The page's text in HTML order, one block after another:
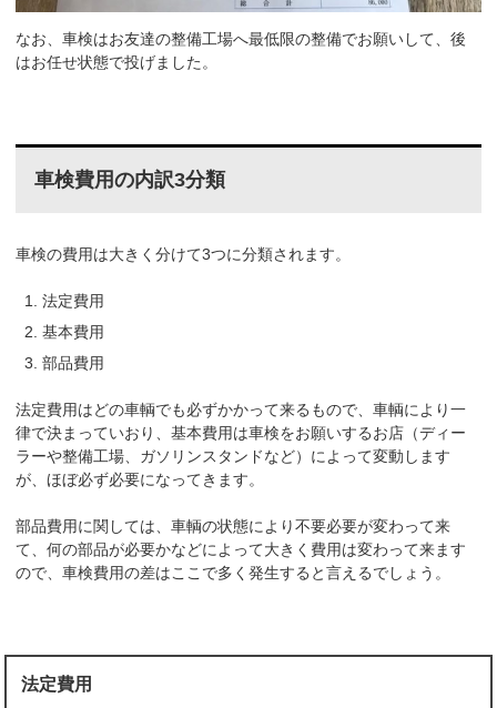
なお、車検はお友達の整備工場へ最低限の整備でお願いして、後
はお任せ状態で投げました。
車検費用の内訳3分類
車検の費用は大きく分けて3つに分類されます。
法定費用
基本費用
部品費用
法定費用はどの車輌でも必ずかかって来るもので、車輌により一
律で決まっていおり、基本費用は車検をお願いするお店（ディー
ラーや整備工場、ガソリンスタンドなど）によって変動します
が、ほぼ必ず必要になってきます。
部品費用に関しては、車輌の状態により不要必要が変わって来
て、何の部品が必要かなどによって大きく費用は変わって来ます
ので、車検費用の差はここで多く発生すると言えるでしょう。
法定費用